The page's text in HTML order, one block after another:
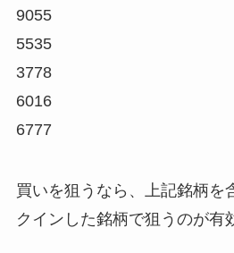
9055
5535
3778
6016
6777
買いを狙うなら、上記銘柄を
クインした銘柄で狙うのが有